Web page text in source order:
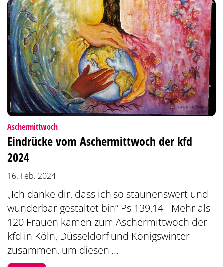
Aschermittwoch:
Eindrücke vom Aschermittwoch der kfd
2024
16. Feb. 2024
„Ich danke dir, dass ich so staunenswert und
wunderbar gestaltet bin“ Ps 139,14 - Mehr als
120 Frauen kamen zum Aschermittwoch der
kfd in Köln, Düsseldorf und Königswinter
zusammen, um diesen ...